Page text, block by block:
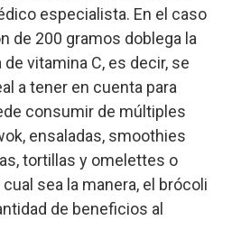
especialista. En el caso
de 200 gramos doblega la
vitamina C, es decir, se
a tener en cuenta para
consumir de múltiples
ensaladas, smoothies
tortillas y omelettes o
sea la manera, el brócoli
de beneficios al